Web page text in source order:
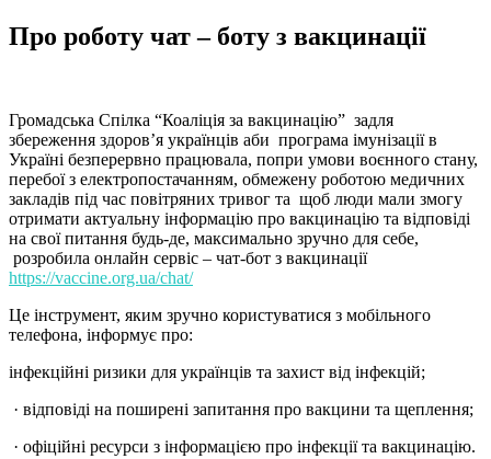
Про роботу чат – боту з вакцинації
Громадська Спілка “Коаліція за вакцинацію” задля
збереження здоров’я українців аби програма імунізації в
Україні безперервно працювала, попри умови воєнного стану,
перебої з електропостачанням, обмежену роботою медичних
закладів під час повітряних тривог та щоб люди мали змогу
отримати актуальну інформацію про вакцинацію та відповіді
на свої питання будь-де, максимально зручно для себе,
розробила онлайн сервіс – чат-бот з вакцинації
https://vaccine.org.ua/chat/
Це інструмент, яким зручно користуватися з мобільного
телефона, інформує про:
інфекційні ризики для українців та захист від інфекцій;
· відповіді на поширені запитання про вакцини та щеплення;
· офіційні ресурси з інформацією про інфекції та вакцинацію.